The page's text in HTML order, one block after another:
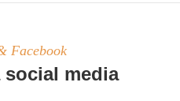
Facebook
media